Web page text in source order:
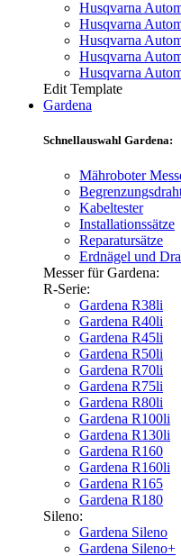
Husqvarna
Husqvarna
Husqvarna
Husqvarna
Husqvarna
Edit Template
Gardena
Schnellauswahl Gardena:
Mähroboter
Kabeltester
Installationssätze
Reparatursätze
Erdnägel und
Messer für Gardena:
R-Serie:
Gardena R38li
Gardena R40li
Gardena R45li
Gardena R50li
Gardena R70li
Gardena R75li
Gardena R80li
Gardena R100li
Gardena R130li
Gardena R160
Gardena R160li
Gardena R165
Gardena R180
Sileno:
Gardena Sileno
Gardena Sileno+